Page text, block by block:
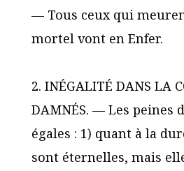
— Tous ceux qui
mortel vont en Enfer.
2. INÉGALITÉ DANS LA
DAMNÉS. — Les peines
égales : 1) quant à la
sont éternelles, mais